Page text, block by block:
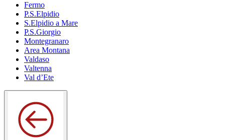
Fermo
P.S.Elpidio
S.Elpidio a Mare
P.S.Giorgio
Montegranaro
Area Montana
Valdaso
Valtenna
Val d’Ete